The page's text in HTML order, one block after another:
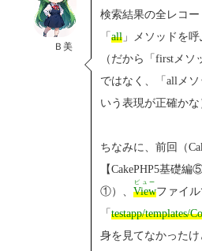
Ｂ美
検索結果の全レコ
「 all」メソッドを呼
（だから「firstメソ
ではなく、「allメ
いう表現が正確かな
ちなみに、前回（
【CakePHP5基礎
①）、 View
ビュー
ファイル
「 testapp/templates/
身を見てなかった